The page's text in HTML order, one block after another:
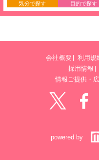
気分で探す 目的で探す
会社概要 利用規
採用情報
情報ご提供・
powered by